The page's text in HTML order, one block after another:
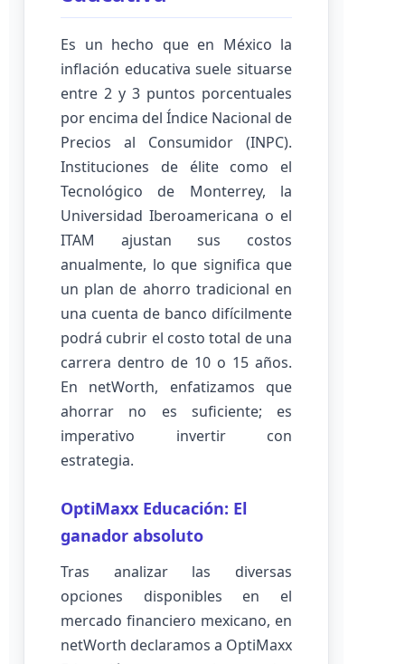
Es un hecho que en México la
inflación educativa suele situarse
entre 2 y 3 puntos porcentuales
por encima del Índice Nacional de
Precios al Consumidor (INPC).
Instituciones de élite como el
Tecnológico de Monterrey, la
Universidad Iberoamericana o el
ITAM ajustan sus costos
anualmente, lo que significa que
un plan de ahorro tradicional en
una cuenta de banco difícilmente
podrá cubrir el costo total de una
carrera dentro de 10 o 15 años.
En netWorth, enfatizamos que
ahorrar no es suficiente; es
imperativo invertir con
estrategia.
OptiMaxx Educación: El
ganador absoluto
Tras analizar las diversas
opciones disponibles en el
mercado financiero mexicano, en
netWorth declaramos a OptiMaxx